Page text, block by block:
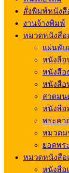
สั่งพิมพ์หนังสื
งานจ้างพิมพ์
หมวดหนังสื
แผ่นพั
หนังสือ
หนังสือ
หนังสือ
สวดมน
หนังสือ
พระคา
หมวดม
ยอดพ
หมวดหนังสือ
หนังสือ